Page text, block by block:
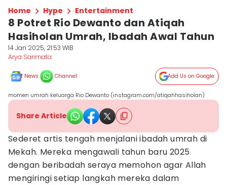
Home Hype Entertainment
8 Potret Rio Dewanto dan Atiqah
Hasiholan Umrah, Ibadah Awal Tahun
14 Jan 2025, 21:53 WIB
Arya Sarimata
News Channel Add Us on Google
momen umrah keluarga Rio Dewanto (instagram.com/atiqahhasiholan)
Share Article
Sederet artis tengah menjalani ibadah umrah di
Mekah. Mereka mengawali tahun baru 2025
dengan beribadah seraya memohon agar Allah
mengiringi setiap langkah mereka dalam